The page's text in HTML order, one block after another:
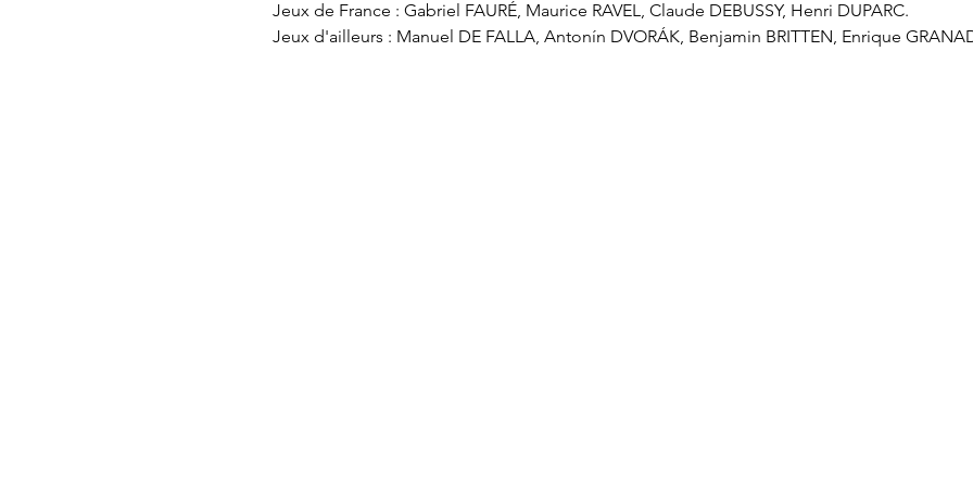
Jeux de France : Gabriel FAURÉ, Maurice RAVEL, Claude DEBUSSY, Henri DUPARC.
Jeux d'ailleurs : Manuel DE FALLA, Antonín DVORÁK, Benjamin BRITTEN, Enrique